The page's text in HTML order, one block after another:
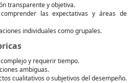
transparente y objetiva.
las expectativas y áreas de
individuales como grupales.
y requerir tiempo.
ambiguas.
cualitativos o subjetivos del desempeño.